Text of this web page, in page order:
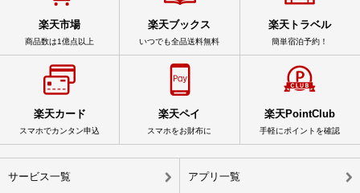
楽天市場
商品数は1億点以上
楽天ブックス
いつでも全品送料無料
楽天トラベル
簡単宿泊予約！
楽天カード
スマホでカンタン申込
楽天ペイ
スマホをお財布に
楽天PointClub
手軽にポイントを確認
サービス一覧 アプリ一覧